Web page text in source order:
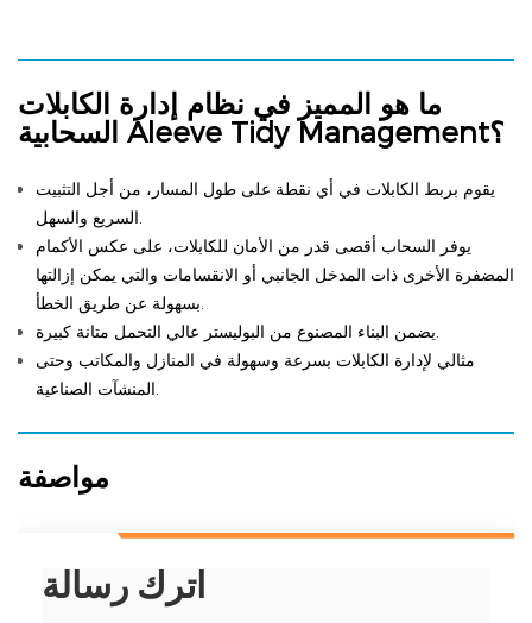
ما هو المميز في نظام إدارة الكابلات
السحابية Aleeve Tidy Management؟
يقوم بربط الكابلات في أي نقطة على طول المسار، من أجل التثبيت
يوفر السحاب أقصى قدر من الأمان للكابلات، على عكس الأكمام
المضفرة الأخرى ذات المدخل الجانبي أو الانقسامات والتي يمكن إزالتها
مثالي لإدارة الكابلات بسرعة وسهولة في المنازل والمكاتب وحتى
مواصفة
اترك رسالة